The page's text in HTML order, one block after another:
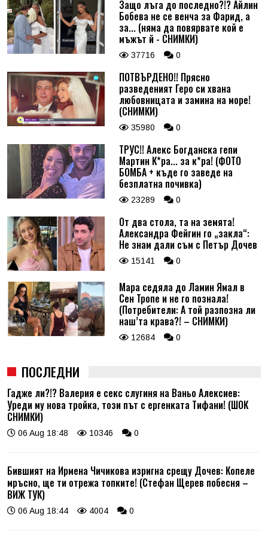
Защо лъга до последно?!? Айлин
Бобева не се венча за Фарид, а
за... (няма да повярвате кой е
мъжът й - СНИМКИ)
37716 0
ПОТВЪРДЕНО!! Прясно
разведеният Геро си хвана
любовницата и замина на море!
(СНИМКИ)
35980 0
ТРУС!! Алекс Богданска гепи
Мартин К*ра... за к*ра! (ФОТО
БОМБА + къде го заведе на
безплатна почивка)
23289 0
От два стола, та на земята!
Александра Фейгин го „закла“:
Не знам дали съм с Петър Дочев
15141 0
Мара седяла до Ламин Ямал в
Сен Тропе и не го познала!
(Потребители: А той разпозна ли
наш’та крава?! – СНИМКИ)
12684 0
ПОСЛЕДНИ
Гадже ли?!? Валерия е секс слугиня на Ваньо Алексиев:
Уреди му нова тройка, този път с ергенката Тифани! (ШОК
СНИМКИ)
06 Aug 18:48 10346 0
Бившият на Ирмена Чичикова изригна срещу Дочев: Копеле
мръсно, ще ти отрежа топките! (Стефан Щерев побесня –
ВИЖ ТУК)
06 Aug 18:44 4004 0